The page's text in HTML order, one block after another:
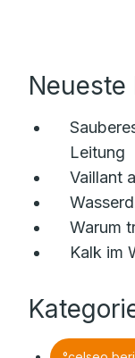
Neueste
Leitung
Vaillant
Warum
Kalk im